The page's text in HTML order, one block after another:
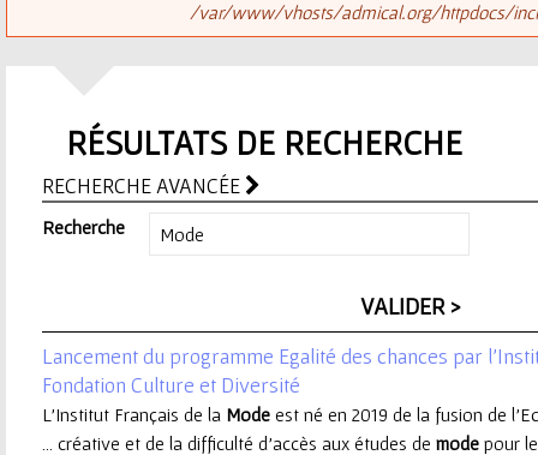
e
d
r
r
/var/www/vhosts/admical.org/httpdocs/
RÉSULTATS DE RECHERCHE
RECHERCHE AVANCÉE
Recherche
Lancement du programme Egalité des chances par
Fondation Culture et Diversité
L’Institut Français de la Mode est né en 2019 de la fusion de
... créative et de la difficulté d’accès aux études de mode pour